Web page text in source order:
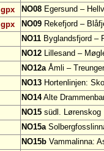
gpx
NO08 Egersund –
gpx
NO09 Rekefjord –
NO11 Byglandsfjord –
NO12 Lillesand –
NO12aÅmli –
NO13 Hortenlinjen:
NO14Alte
NO15 südl. Lørenskog
NO15a
NO15b Vammalinna: